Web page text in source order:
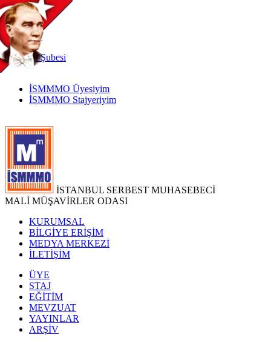
TR
|
EN
İnternetŞubesi
İSMMMO Üyesiyim
İSMMMO Stajyeriyim
İSTANBUL SERBEST MUHASEBECİ
MALİ MÜŞAVİRLER ODASI
KURUMSAL
BİLGİYE ERİŞİM
MEDYA MERKEZİ
İLETİŞİM
ÜYE
STAJ
EĞİTİM
MEVZUAT
YAYINLAR
ARŞİV